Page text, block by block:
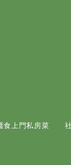
食上門私房菜